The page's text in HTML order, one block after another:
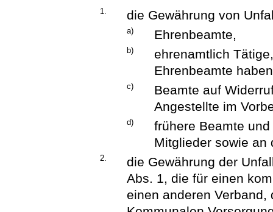
1. die Gewährung von
a) Ehrenbeamte,
b)
ehrenamtlich
Ehrenbeamte
c)
Beamte auf
Angestellte im
d)
frühere Beamte
Mitglieder sowie an
2.
die Gewährung der
Abs. 1, die für einen
einen anderen